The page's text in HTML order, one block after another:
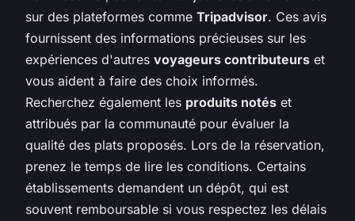
sur des plateformes comme Tripadvisor. Ces avis
fournissent des informations précieuses sur les
expériences d'autres voyageurs contributeurs et
vous aident à faire des choix informés.
Recherchez également les produits notés et
attribués par la communauté pour évaluer la
qualité des plats proposés. Lors de la réservation,
prenez le temps de lire les conditions. Certains
établissements demandent un dépôt, qui est
souvent remboursable si vous respectez les délais